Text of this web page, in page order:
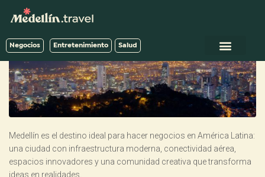
Negocios Entretenimiento Salud
Medellín es el destino ideal para hacer negocios en América Latina:
una ciudad con infraestructura moderna, conectividad aérea,
espacios innovadores y una comunidad creativa que transforma
ideas en realidades.